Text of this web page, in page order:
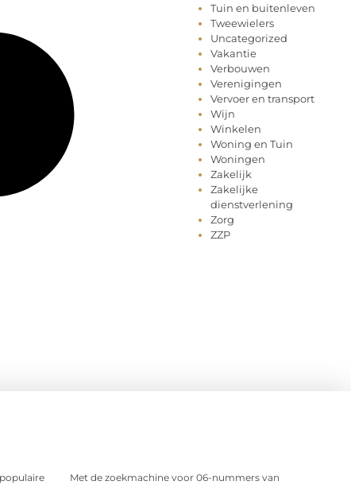
Tuin en buitenleven
Tweewielers
Uncategorized
Vakantie
Verbouwen
Verenigingen
Vervoer en transport
Wijn
Winkelen
Woning en Tuin
Woningen
Zakelijk
Zakelijke
dienstverlening
Zorg
ZZP
Met de zoekmachine voor 06-nummers van